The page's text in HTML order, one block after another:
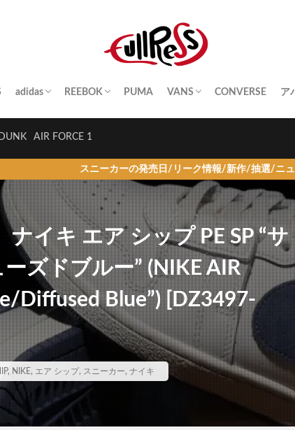
adidas REEBOK PUMA VANS CONVERSE ア
DUNK AIR FORCE 1
ニーカーの発売日/リーク情報/新作/抽選/ニュース情報を毎日更
ナイキ エア シップ PE SP “サ
ズドブルー” (NIKE AIR
Diffused Blue”) [DZ3497-
, NIKE, エア シップ, スニーカー, ナイキ